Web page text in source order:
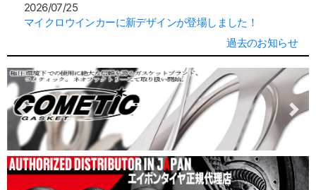
2026/07/25
マイクロウインカーに新デザインが登場しました！
過去のお知らせ
Previous Next